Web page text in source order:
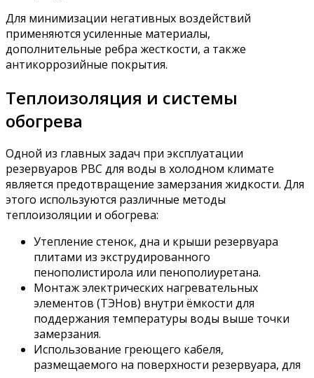
Для минимизации негативных воздействий
применяются усиленные материалы,
дополнительные ребра жесткости, а также
антикоррозийные покрытия.
Теплоизоляция и системы
обогрева
Одной из главных задач при эксплуатации
резервуаров РВС для воды в холодном климате
является предотвращение замерзания жидкости. Для
этого используются различные методы
теплоизоляции и обогрева:
Утепление стенок, дна и крыши резервуара
плитами из экструдированного
пенополистирола или пенополиуретана.
Монтаж электрических нагревательных
элементов (ТЭНов) внутри ёмкости для
поддержания температуры воды выше точки
замерзания.
Использование греющего кабеля,
размещаемого на поверхности резервуара, для